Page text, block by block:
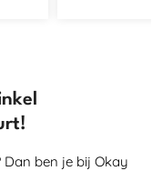
ben je bij Okay